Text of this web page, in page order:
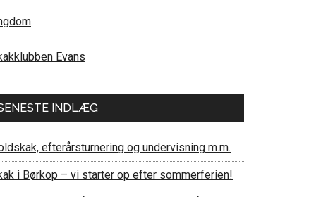
Evans
INDLÆG
efterårsturnering og undervisning m.m.
i Børkop – vi starter op efter sommerferien!